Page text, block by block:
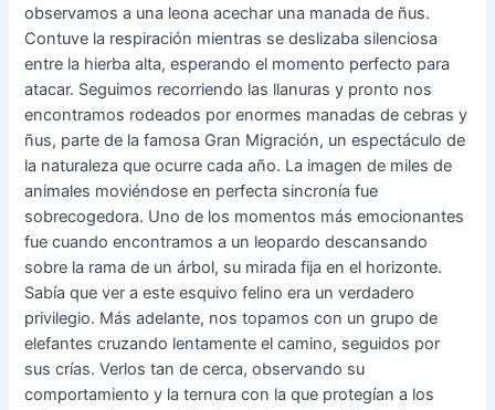
observamos a una leona acechar una manada de ñus.
Contuve la respiración mientras se deslizaba silenciosa
entre la hierba alta, esperando el momento perfecto para
atacar. Seguimos recorriendo las llanuras y pronto nos
encontramos rodeados por enormes manadas de cebras y
ñus, parte de la famosa Gran Migración, un espectáculo de
la naturaleza que ocurre cada año. La imagen de miles de
animales moviéndose en perfecta sincronía fue
sobrecogedora. Uno de los momentos más emocionantes
fue cuando encontramos a un leopardo descansando
sobre la rama de un árbol, su mirada fija en el horizonte.
Sabía que ver a este esquivo felino era un verdadero
privilegio. Más adelante, nos topamos con un grupo de
elefantes cruzando lentamente el camino, seguidos por
sus crías. Verlos tan de cerca, observando su
comportamiento y la ternura con la que protegían a los